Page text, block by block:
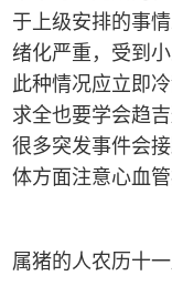
于上级安排的事
绪化严重，受到
此种情况应立即
求全也要学会趋
很多突发事件会
体方面注意心血
属猪的人农历十